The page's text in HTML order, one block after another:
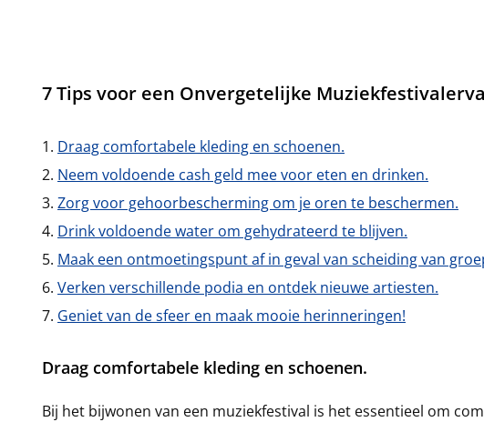
7 Tips voor een Onvergetelijke
Draag comfortabele kleding en schoenen.
Neem voldoende cash geld mee voor eten en drinken.
Zorg voor gehoorbescherming om je oren te beschermen.
Drink voldoende water om gehydrateerd te blijven.
Maak een ontmoetingspunt af in geval van scheiding van
Verken verschillende podia en ontdek nieuwe artiesten.
Geniet van de sfeer en maak mooie herinneringen!
Draag comfortabele kleding en schoenen.
Bij het bijwonen van een muziekfestival is het essentieel om